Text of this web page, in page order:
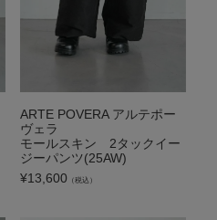
ARTE POVERA アルテポー
ヴェラ
モールスキン 2タックイー
ジーパンツ(25AW)
¥13,600 （税込）